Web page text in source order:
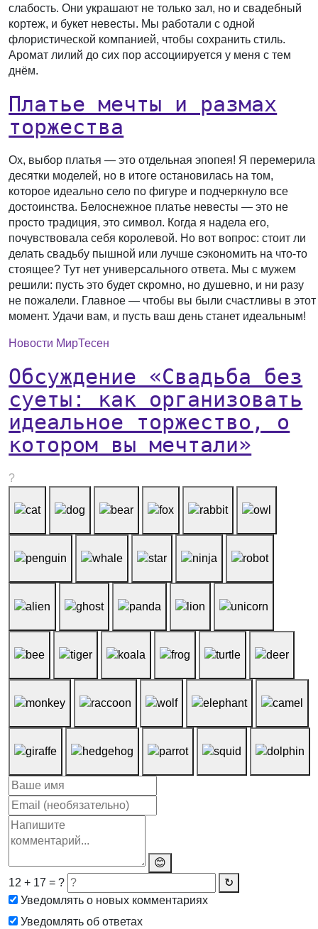
слабость. Они украшают не только зал, но и свадебный
кортеж, и букет невесты. Мы работали с одной
флористической компанией, чтобы сохранить стиль.
Аромат лилий до сих пор ассоциируется у меня с тем
днём.
Платье мечты и размах
торжества
Ох, выбор платья — это отдельная эпопея! Я перемерила
десятки моделей, но в итоге остановилась на том,
которое идеально село по фигуре и подчеркнуло все
достоинства. Белоснежное платье невесты — это не
просто традиция, это символ. Когда я надела его,
почувствовала себя королевой. Но вот вопрос: стоит ли
делать свадьбу пышной или лучше сэкономить на что-то
стоящее? Тут нет универсального ответа. Мы с мужем
решили: пусть это будет скромно, но душевно, и ни разу
не пожалели. Главное — чтобы вы были счастливы в этот
момент. Удачи вам, и пусть ваш день станет идеальным!
Новости МирТесен
Обсуждение «Свадьба без
суеты: как организовать
идеальное торжество, о
котором вы мечтали»
?
😊
12 + 17 = ?
↻
Уведомлять о новых комментариях
Уведомлять об ответах